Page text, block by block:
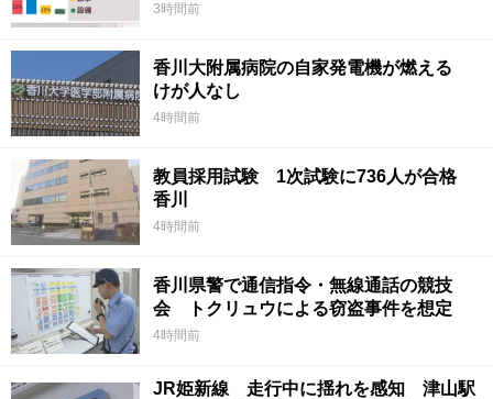
3時間前
香川大附属病院の自家発電機が燃える
けが人なし
4時間前
教員採用試験 1次試験に736人が合格
香川
4時間前
香川県警で通信指令・無線通話の競技
会 トクリュウによる窃盗事件を想定
4時間前
JR姫新線 走行中に揺れを感知 津山駅